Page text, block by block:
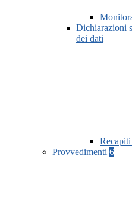
Dichiarazioni
dei dati
Provvedimenti 6